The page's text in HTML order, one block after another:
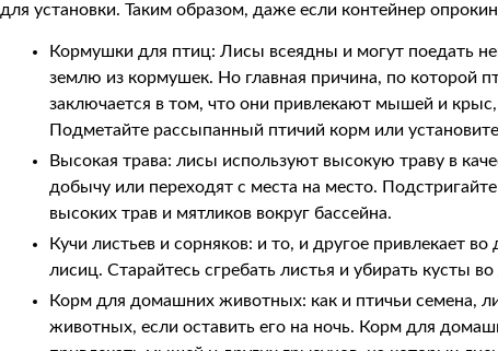
для установки. Таким образом, даже если контейнер
Кормушки для птиц: Лисы всеядны и могут поедать
землю из кормушек. Но главная причина, по которой
заключается в том, что они привлекают мышей и
Подметайте рассыпанный птичий корм или
Высокая трава: лисы используют высокую траву в
добычу или переходят с места на место. Подстригайте
высоких трав и мятликов вокруг бассейна.
Кучи листьев и сорняков: и то, и другое привлекает
лисиц. Старайтесь сгребать листья и убирать кусты во
Корм для домашних животных: как и птичьи семена,
животных, если оставить его на ночь. Корм для